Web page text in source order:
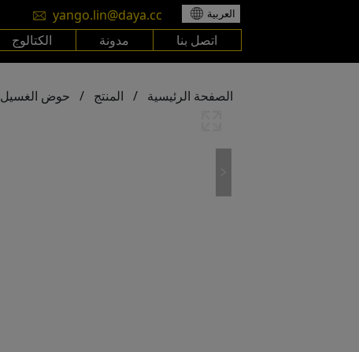
yango.lin@daya.cc العربية
الكتالوج مدونة اتصل بنا
الصفحة الرئيسية / المنتج / حوض الغسيل